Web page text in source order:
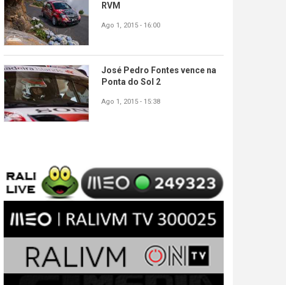
RVM
Ago 1, 2015 - 16:00
José Pedro Fontes vence na
Ponta do Sol 2
Ago 1, 2015 - 15:38